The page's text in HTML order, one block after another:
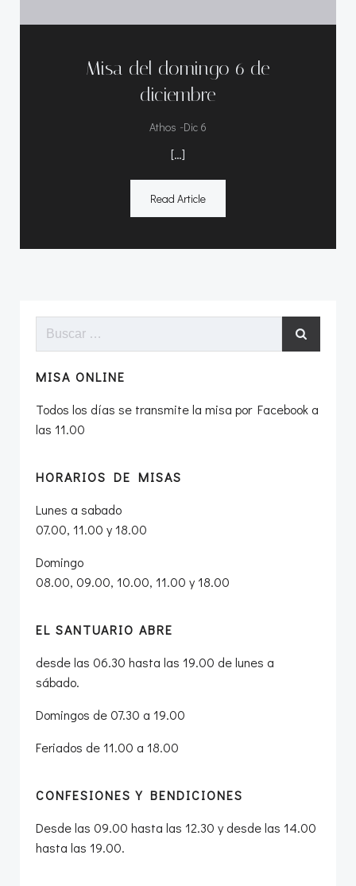
Misa del domingo 6 de
diciembre
Athos -Dic 6
[…]
Read Article
Buscar:
MISA ONLINE
Todos los días se transmite la misa por Facebook a
las 11.00
HORARIOS DE MISAS
Lunes a sabado
07.00, 11.00 y 18.00
Domingo
08.00, 09.00, 10.00, 11.00 y 18.00
EL SANTUARIO ABRE
desde las 06.30 hasta las 19.00 de lunes a
sábado.
Domingos de 07.30 a 19.00
Feriados de 11.00 a 18.00
CONFESIONES Y BENDICIONES
Desde las 09.00 hasta las 12.30 y desde las 14.00
hasta las 19.00.